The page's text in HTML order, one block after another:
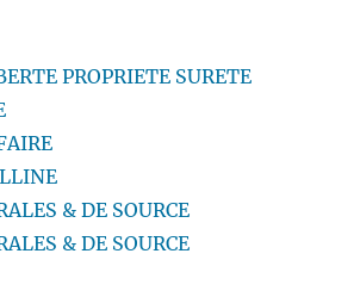
PROPRIETE SURETE
& DE SOURCE
& DE SOURCE